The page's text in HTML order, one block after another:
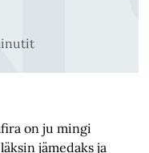
on ju mingi
jämedaks ja